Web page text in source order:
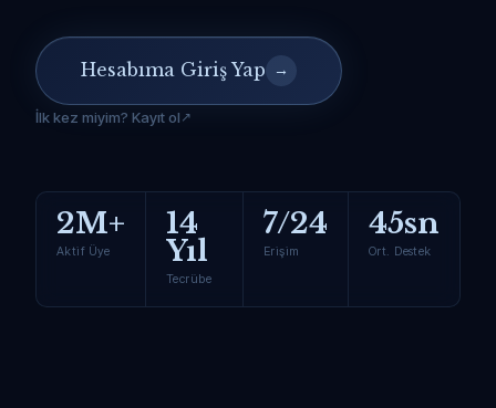
Hesabıma Giriş Yap →
İlk kez miyim? Kayıt ol
2M+
Aktif Üye
14
Yıl
Tecrübe
7/24
Erişim
45sn
Ort. Destek